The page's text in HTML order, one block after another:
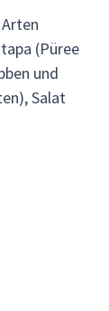
(Püree
und
Salat